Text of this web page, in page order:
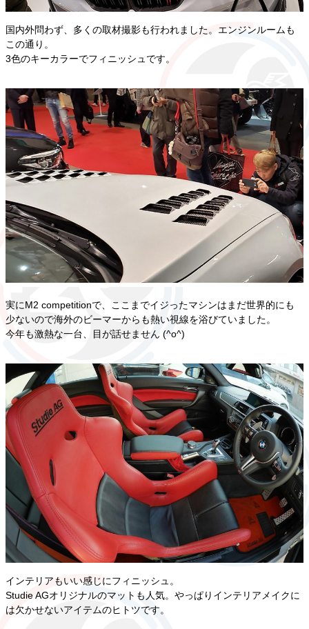
国内外問わず、多くの取材撮影も行われました。エンジンルームも
この通り。
3色のキーカラーでフィニッシュです。
実にM2 competitionで、ここまでイジったマシンはまだ世界的にも
少ないので海外のビーマーからも熱い視線を浴びていました。
今年も激熱な一台、目が話せません (^o^)
インテリアもいい感じにフィニッシュ。
Studie AGオリジナルのマットも人気。やっぱりインテリアメイクに
は欠かせないアイテムのヒトツです。